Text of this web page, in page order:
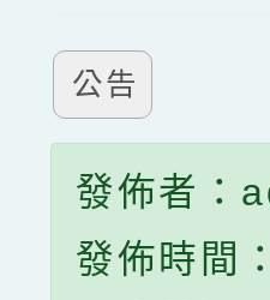
公告
發佈者：
發佈時間